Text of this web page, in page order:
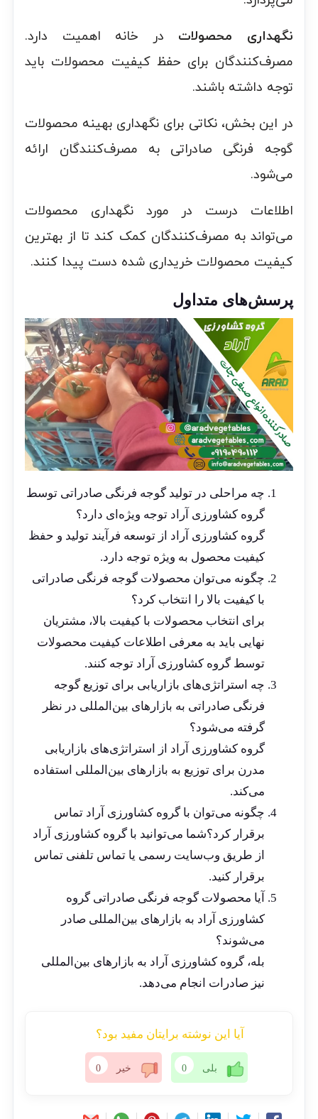
نگهداری محصولات در خانه اهمیت دارد.
مصرف‌کنندگان برای حفظ کیفیت محصولات باید
توجه داشته باشند.
در این بخش، نکاتی برای نگهداری بهینه محصولات
گوجه فرنگی صادراتی به مصرف‌کنندگان ارائه
می‌شود.
اطلاعات درست در مورد نگهداری محصولات
می‌تواند به مصرف‌کنندگان کمک کند تا از بهترین
کیفیت محصولات خریداری شده دست پیدا کنند.
پرسش‌های متداول
چه مراحلی در تولید گوجه فرنگی صادراتی توسط
گروه کشاورزی آراد توجه ویژه‌ای دارد؟
گروه کشاورزی آراد از توسعه فرآیند تولید و حفظ
کیفیت محصول به ویژه توجه دارد.
چگونه می‌توان محصولات گوجه فرنگی صادراتی
با کیفیت بالا را انتخاب کرد؟
برای انتخاب محصولات با کیفیت بالا، مشتریان
نهایی باید به معرفی اطلاعات کیفیت محصولات
توسط گروه کشاورزی آراد توجه کنند.
چه استراتژی‌های بازاریابی برای توزیع گوجه
فرنگی صادراتی به بازارهای بین‌المللی در نظر
گرفته می‌شود؟
گروه کشاورزی آراد از استراتژی‌های بازاریابی
مدرن برای توزیع به بازارهای بین‌المللی استفاده
می‌کند.
چگونه می‌توان با گروه کشاورزی آراد تماس
برقرار کرد؟شما می‌توانید با گروه کشاورزی آراد
از طریق وب‌سایت رسمی یا تماس تلفنی تماس
برقرار کنید.
آیا محصولات گوجه فرنگی صادراتی گروه
کشاورزی آراد به بازارهای بین‌المللی صادر
می‌شوند؟
بله، گروه کشاورزی آراد به بازارهای بین‌المللی
نیز صادرات انجام می‌دهد.
آیا این نوشته برایتان مفید بود؟
بلی 0 خیر 0